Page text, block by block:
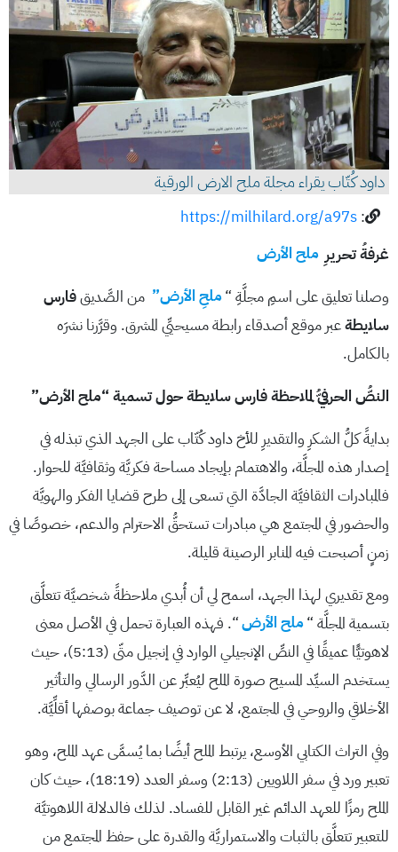
داود كُتّاب يقراء مجلة ملح الارض الورقية
:
https://milhilard.org/a97s
غرفةُ تحريرِ ملح الأرض
وصلنا تعليق على اسمِ مجلَّةِ “ملحِ الأرض” من الصَّديقفارس
سلايطةعبر موقع أصدقاء رابطة مسيحيِّي المشرق. وقرَّرنا نشرَه
بالكامل.
النصُّ الحرفيُّ لملاحظة فارس سلايطة حول تسمية “ملح الأرض”
بدايةً كلُّ الشكرِ والتقديرِ للأخ داود كُتّاب على الجهد الذي تبذله في
إصدار هذه المجلَّة، والاهتمام بإيجاد مساحة فكريَّة وثقافيَّة للحوار.
فالمبادرات الثقافيَّة الجادَّة التي تسعى إلى طرح قضايا الفكر والهويَّة
والحضور في المجتمع هي مبادرات تستحقُّ الاحترام والدعم، خصوصًا في
زمنٍ أصبحت فيه المنابر الرصينة قليلة.
ومع تقديري لهذا الجهد، اسمح لي أن أُبدي ملاحظةً شخصيَّة تتعلَّق
بتسمية المجلَّة “ملح الأرض“. فهذه العبارة تحمل في الأصل معنى
لاهوتيًّا عميقًا في النصِّ الإنجيلي الوارد في إنجيل متّى (5:13)، حيث
يستخدم السيِّد المسيح صورة الملح ليُعبِّر عن الدَّور الرسالي والتأثير
الأخلاقي والروحي في المجتمع، لا عن توصيف جماعة بوصفها أقلِّيَّة.
وفي التراث الكتابي الأوسع، يرتبط الملح أيضًا بما يُسمَّى عهد الملح، وهو
تعبير ورد في سفر اللاويين (2:13) وسفر العدد (18:19)، حيث كان
الملح رمزًا للعهد الدائم غير القابل للفساد. لذلك فالدلالة اللاهوتيَّة
للتعبير تتعلَّق بالثبات والاستمراريَّة والقدرة على حفظ المجتمع من